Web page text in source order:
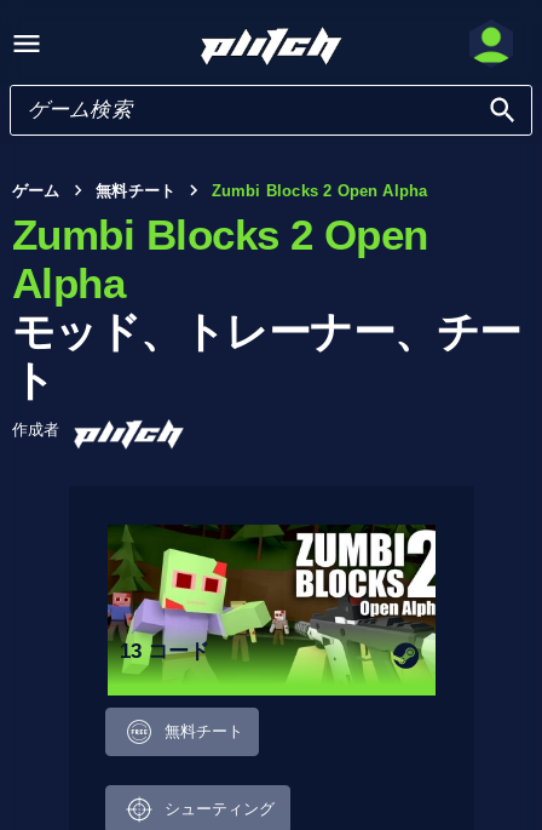
ゲーム 無料チート Zumbi Blocks 2 Open Alpha
Zumbi Blocks 2 Open
Alpha
モッド、トレーナー、チー
ト
作成者
13 コード
無料チート
シューティング